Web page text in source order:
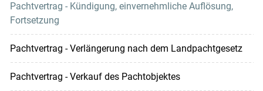
Pachtvertrag - Kündigung, einvernehmliche Auflösung,
Fortsetzung
Pachtvertrag - Verlängerung nach dem Landpachtgesetz
Pachtvertrag - Verkauf des Pachtobjektes